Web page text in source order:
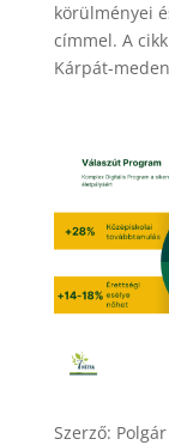
körülményei
címmel. A
Kárpát-
Szerző: